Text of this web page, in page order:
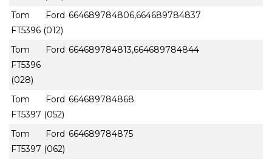
Tom Ford
FT5396 (012)
664689784806,664689784837
Tom Ford
FT5396
(028)
664689784813,664689784844
Tom Ford
FT5397 (052)
664689784868
Tom Ford
FT5397 (062)
664689784875